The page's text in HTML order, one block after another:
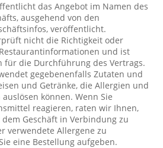
das Angebot im Namen des
ausgehend von den
veröffentlicht.
nicht die Richtigkeit oder
und ist
für die Durchführung des Vertrags.
gegebenenfalls Zutaten und
und Getränke, die Allergien und
können. Wenn Sie
reagieren, raten wir Ihnen,
Geschäft in Verbindung zu
verwendete Allergene zu
eine Bestellung aufgeben.